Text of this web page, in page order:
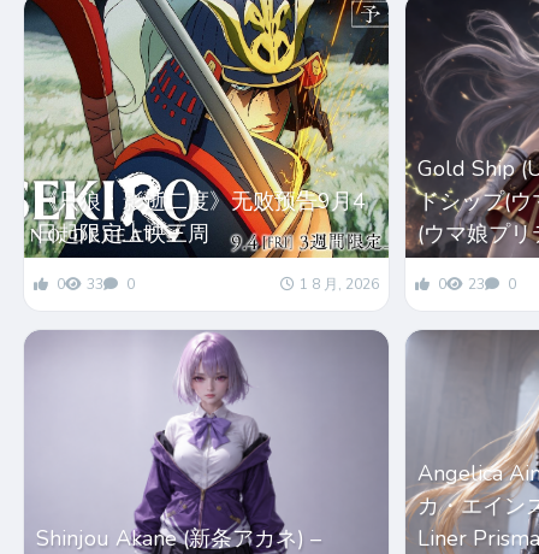
《只狼：影逝二度》无败预告9月4
日起限定上映三周
0 33 0 1 8 月, 2026
Gold Ship
ドシップ(
(ウマ娘プ
0 23 0
Shinjou Akane (新条アカネ) –
Angelica
カ・エイン
Liner